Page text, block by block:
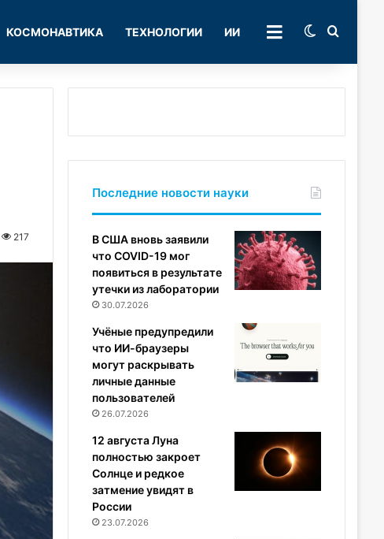
КОСМОНАВТИКА ТЕХНОЛОГИИ ИИ РУБРИКИSwitch skin
217
Последние новости науки
В США вновь заявили
что COVID-19 мог
появиться в результате
утечки из лаборатории
30.07.2026
Учёные предупредили
что ИИ-браузеры
могут раскрывать
личные данные
пользователей
26.07.2026
12 августа Луна
полностью закроет
Солнце и редкое
затмение увидят в
России
23.07.2026